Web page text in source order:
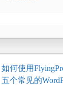
如何使用
网页指标（CWV
五个常见的